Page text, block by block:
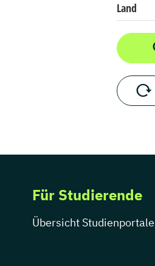
Land
Für Studierende
Übersicht Studienportale